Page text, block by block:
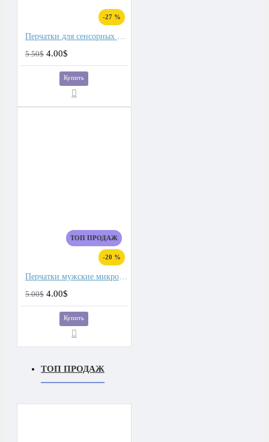
-27 %
Перчатки для сенсорных экранов мужские softshell, подкладка флис
5.50$ 4.00$
Купить
ТОП ПРОДАЖ
-20 %
Перчатки мужские микроволокно со спандекс вставками
5.00$ 4.00$
Купить
ТОП ПРОДАЖ